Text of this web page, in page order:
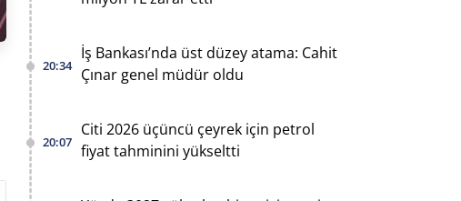
20:34
İş Bankası’nda üst düzey atama: Cahit
Çınar genel müdür oldu
20:07
Citi 2026 üçüncü çeyrek için petrol
fiyat tahminini yükseltti